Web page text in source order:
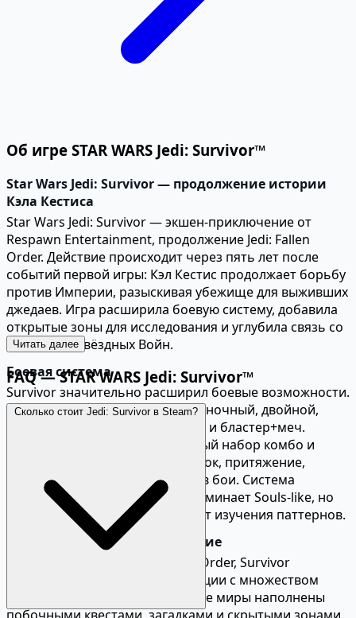
Об игре STAR WARS Jedi: Survivor™
Star Wars Jedi: Survivor — продолжение истории
Кэла Кестиса
Star Wars Jedi: Survivor — экшен-приключение от
Respawn Entertainment, продолжение Jedi: Fallen
Order. Действие происходит через пять лет после
событий первой игры: Кэл Кестис продолжает борьбу
против Империи, разыскивая убежище для выживших
джедаев. Игра расширила боевую систему, добавила
открытые зоны для исследования и углубила связь со
вселенной Звёздных Войн.
Боевая система
Survivor значительно расширил боевые возможности.
Пять стоек светового меча: одиночный, двойной,
двуручный, перекрёстная гарда и бластер+меч.
Каждая стойка имеет уникальный набор комбо и
применение. Силы Кэла — толчок, притяжение,
замедление — интегрированы в бои. Система
парирования и уклонения напоминает Souls-like, но
более доступная. Боссы требуют изучения паттернов.
Открытый мир и исследование
В отличие от линейного Fallen Order, Survivor
предлагает полуоткрытые локации с множеством
секретов. Планета Кобо и другие миры наполнены
Читать далее
FAQ — STAR WARS Jedi: Survivor™
Сколько стоит Jedi: Survivor в Steam?